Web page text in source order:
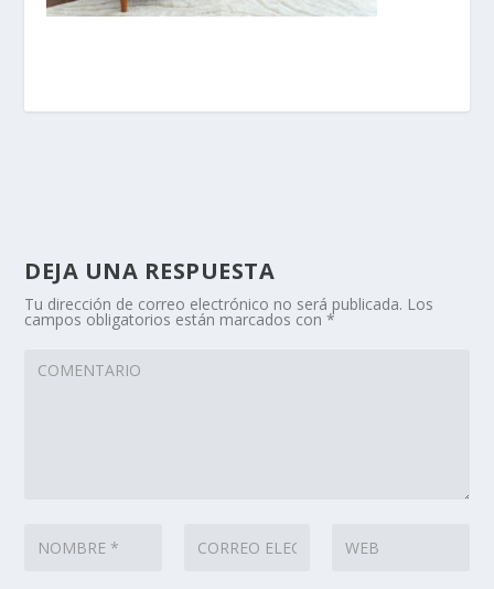
DEJA UNA RESPUESTA
Tu dirección de correo electrónico no será publicada. Los
campos obligatorios están marcados con*